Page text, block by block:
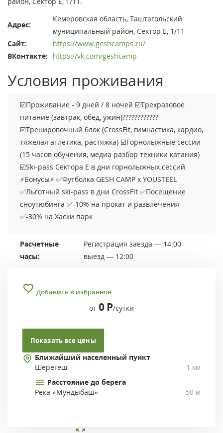
Адрес:
Кемеровская область, ​Таштагольский
муниципальный район, Сектор Е, 1/11
Сайт:
https://www.geshcamps.ru/
ВКонтакте:
https://vk.com/geshcamp
Условия проживания
☑️Проживание - 9 дней / 8 ночей ☑️Трехразовое
питание (завтрак, обед, ужин)????????????
☑️Тренировочный блок (CrossFit, гимнастика, кардио,
тяжелая атлетика, растяжка) ☑️Горнолыжные сессии
(15 часов обучения, медиа разбор техники катания)
☑️Ski-pass Сектора Е в дни горнолыжных сессий
⚡️Бонусы⚡️ ✅Футболка GESH CAMP x YOUSTEEL
✅Льготный ski-pass в дни CrossFit ✅Посещение
сноутюбинга ✅-10% на прокат и развлечения
✅-30% на Хаски парк
Расчетные
часы:
Регистрация заезда — 14:00
выезд — 12:00
Добавить в избранное
от 0 Р/сутки
Показать все цены
Ближайший населенный пункт
Шерегеш
1 км
Расстояние до берега
Река «Мундыбаш»
50 м